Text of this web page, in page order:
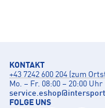
KONTAKT
+43 7242 600 204 (zum
Mo. – Fr. 08:00 – 20:00 Uhr
service.eshop@
FOLGE UNS